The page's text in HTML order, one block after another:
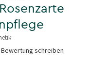
Bewertung schreiben